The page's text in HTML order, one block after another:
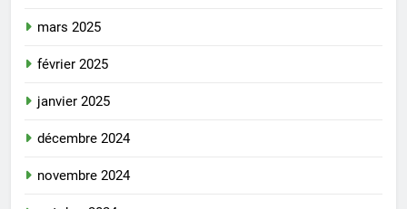
mars 2025
février 2025
janvier 2025
décembre 2024
novembre 2024